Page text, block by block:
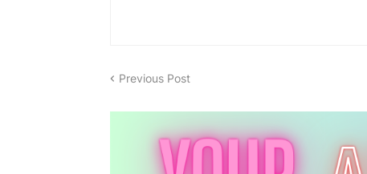
Previous Post